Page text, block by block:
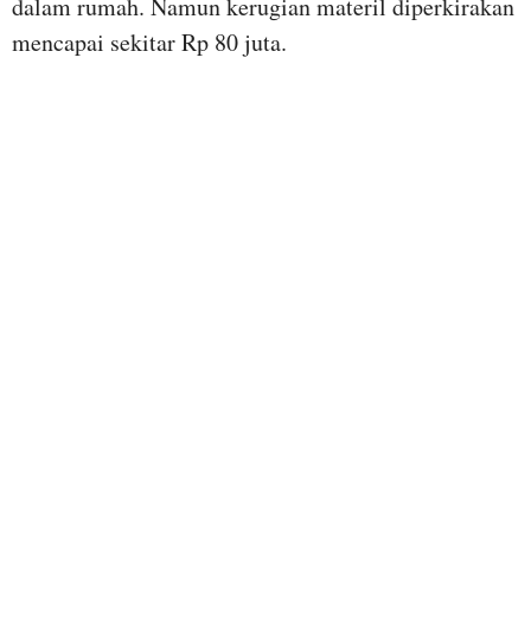
mencapai sekitar Rp 80 juta.